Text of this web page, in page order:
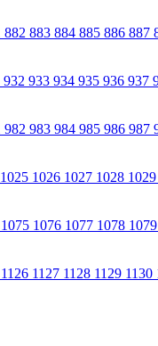
882 883 884 885 886 887
932 933 934 935 936 937
982 983 984 985 986 987
1025 1026 1027 1028 1029
1075 1076 1077 1078 1079
1126 1127 1128 1129 1130